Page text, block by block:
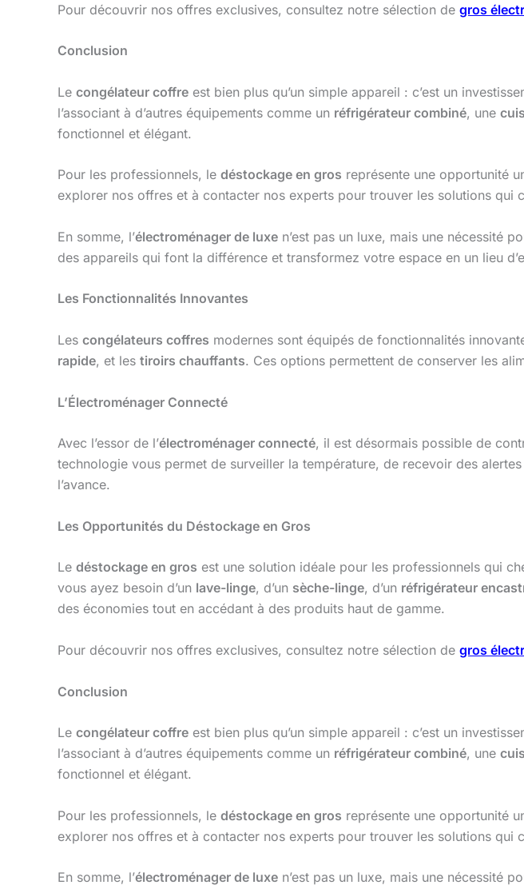
Pour découvrir nos offres exclusives, consultez notre sélection de gros
Conclusion
Le congélateur coffre est bien plus qu’un simple appareil : c’est un
l’associant à d’autres équipements comme un réfrigérateur combiné, une
fonctionnel et élégant.
Pour les professionnels, le déstockage en gros représente une opportunité
explorer nos offres et à contacter nos experts pour trouver les solutions qui
En somme, l’électroménager de luxe n’est pas un luxe, mais une nécessité
des appareils qui font la différence et transformez votre espace en un lieu
Les Fonctionnalités Innovantes
Les congélateurs coffres modernes sont équipés de fonctionnalités
rapide, et les tiroirs chauffants. Ces options permettent de conserver les
L’Électroménager Connecté
Avec l’essor de l’électroménager connecté, il est désormais possible de
technologie vous permet de surveiller la température, de recevoir des
l’avance.
Les Opportunités du Déstockage en Gros
Le déstockage en gros est une solution idéale pour les professionnels qui
vous ayez besoin d’un lave-linge, d’un sèche-linge, d’un réfrigérateur
des économies tout en accédant à des produits haut de gamme.
Pour découvrir nos offres exclusives, consultez notre sélection de gros
Conclusion
Le congélateur coffre est bien plus qu’un simple appareil : c’est un
l’associant à d’autres équipements comme un réfrigérateur combiné, une
fonctionnel et élégant.
Pour les professionnels, le déstockage en gros représente une opportunité
explorer nos offres et à contacter nos experts pour trouver les solutions qui
En somme, l’électroménager de luxe n’est pas un luxe, mais une nécessité